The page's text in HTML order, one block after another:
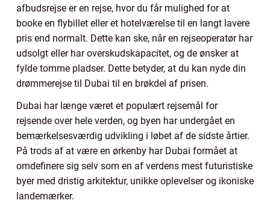
afbudsrejse er en rejse, hvor du får mulighed for at
booke en flybillet eller et hotelværelse til en langt lavere
pris end normalt. Dette kan ske, når en rejseoperatør har
udsolgt eller har overskudskapacitet, og de ønsker at
fylde tomme pladser. Dette betyder, at du kan nyde din
drømmerejse til Dubai til en brøkdel af prisen.
Dubai har længe været et populært rejsemål for
rejsende over hele verden, og byen har undergået en
bemærkelsesværdig udvikling i løbet af de sidste årtier.
På trods af at være en ørkenby har Dubai formået at
omdefinere sig selv som en af verdens mest futuristiske
byer med dristig arkitektur, unikke oplevelser og ikoniske
landemærker.